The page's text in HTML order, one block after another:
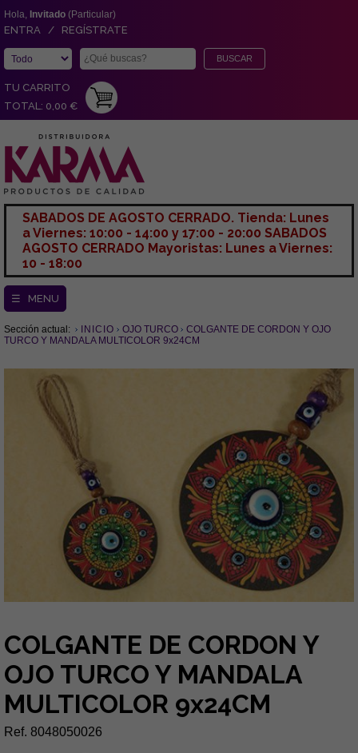
Hola, Invitado (Particular)
ENTRA / REGÍSTRATE
TU CARRITO
TOTAL: 0,00 €
SABADOS DE AGOSTO CERRADO. Tienda: Lunes
a Viernes: 10:00 - 14:00 y 17:00 - 20:00 SABADOS
AGOSTO CERRADO Mayoristas: Lunes a Viernes:
10 - 18:00
☰ MENU
Sección actual: INICIO OJO TURCO
COLGANTE DE CORDON Y OJO
TURCO Y MANDALA MULTICOLOR 9x24CM
COLGANTE DE CORDON Y
OJO TURCO Y MANDALA
MULTICOLOR 9x24CM
Ref. 8048050026